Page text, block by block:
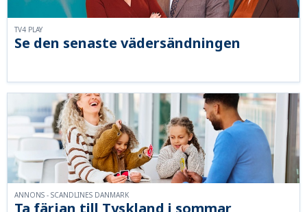
Se den senaste vädersändningen
TV4 PLAY
ANNONS - SCANDLINES DANMARK